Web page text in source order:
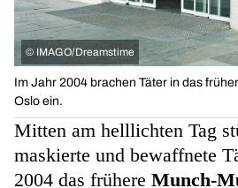
© IMAGO/Dreamstime
Im Jahr 2004 brachen Täter in das
Oslo ein.
Mitten am helllichten Tag
maskierte und bewaffnete
2004 das frühere Munch-